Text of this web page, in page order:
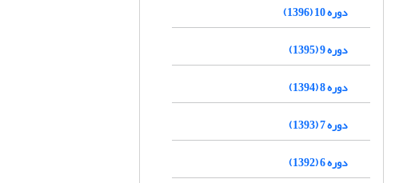
دوره 10 (1396)
دوره 9 (1395)
دوره 8 (1394)
دوره 7 (1393)
دوره 6 (1392)